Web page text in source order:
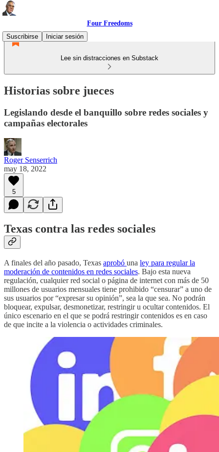
Four Freedoms
Suscribirse
Iniciar sesión
Lee sin distracciones en Substack
Historias sobre jueces
Legislando desde el banquillo sobre redes sociales y
campañas electorales
Roger Senserrich
may 18, 2022
5
Texas contra las redes sociales
A finales del año pasado, Texas aprobó una ley para regular la
moderación de contenidos en redes sociales. Bajo esta nueva
regulación, cualquier red social o página de internet con más de 50
millones de usuarios mensuales tiene prohibido “censurar” a uno de
sus usuarios por “expresar su opinión”, sea la que sea. No podrán
bloquear, expulsar, desmonetizar, restringir u ocultar contenidos. El
único escenario en el que se podrá restringir contenidos es en caso
de que incite a la violencia o actividades criminales.